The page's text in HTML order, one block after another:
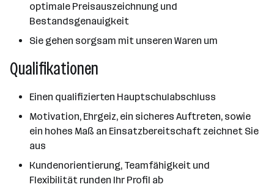
optimale Preisauszeichnung und
Bestandsgenauigkeit
Sie gehen sorgsam mit unseren Waren um
Qualifikationen
Einen qualifizierten Hauptschulabschluss
Motivation, Ehrgeiz, ein sicheres Auftreten, sowie
ein hohes Maß an Einsatzbereitschaft zeichnet Sie
aus
Kundenorientierung, Teamfähigkeit und
Flexibilität runden Ihr Profil ab